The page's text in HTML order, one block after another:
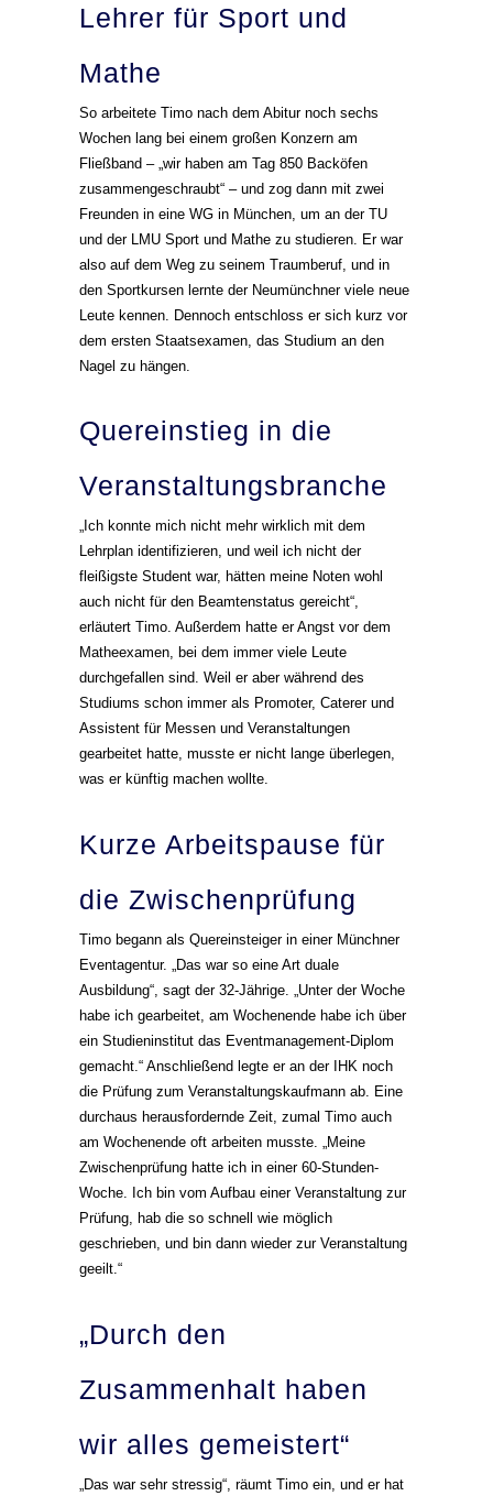
Lehrer für Sport und
Mathe
So arbeitete Timo nach dem Abitur noch sechs
Wochen lang bei einem großen Konzern am
Fließband – „wir haben am Tag 850 Backöfen
zusammengeschraubt“ – und zog dann mit zwei
Freunden in eine WG in München, um an der TU
und der LMU Sport und Mathe zu studieren. Er war
also auf dem Weg zu seinem Traumberuf, und in
den Sportkursen lernte der Neumünchner viele neue
Leute kennen. Dennoch entschloss er sich kurz vor
dem ersten Staatsexamen, das Studium an den
Nagel zu hängen.
Quereinstieg in die
Veranstaltungsbranche
„Ich konnte mich nicht mehr wirklich mit dem
Lehrplan identifizieren, und weil ich nicht der
fleißigste Student war, hätten meine Noten wohl
auch nicht für den Beamtenstatus gereicht“,
erläutert Timo. Außerdem hatte er Angst vor dem
Matheexamen, bei dem immer viele Leute
durchgefallen sind. Weil er aber während des
Studiums schon immer als Promoter, Caterer und
Assistent für Messen und Veranstaltungen
gearbeitet hatte, musste er nicht lange überlegen,
was er künftig machen wollte.
Kurze Arbeitspause für
die Zwischenprüfung
Timo begann als Quereinsteiger in einer Münchner
Eventagentur. „Das war so eine Art duale
Ausbildung“, sagt der 32-Jährige. „Unter der Woche
habe ich gearbeitet, am Wochenende habe ich über
ein Studieninstitut das Eventmanagement-Diplom
gemacht.“ Anschließend legte er an der IHK noch
die Prüfung zum Veranstaltungskaufmann ab. Eine
durchaus herausfordernde Zeit, zumal Timo auch
am Wochenende oft arbeiten musste. „Meine
Zwischenprüfung hatte ich in einer 60-Stunden-
Woche. Ich bin vom Aufbau einer Veranstaltung zur
Prüfung, hab die so schnell wie möglich
geschrieben, und bin dann wieder zur Veranstaltung
geeilt.“
„Durch den
Zusammenhalt haben
wir alles gemeistert“
„Das war sehr stressig“, räumt Timo ein, und er hat